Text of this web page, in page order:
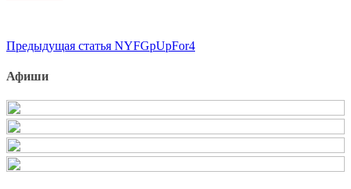
Продолжить
чтение
Предыдущая статья NYFGpUpFor4
Афиши